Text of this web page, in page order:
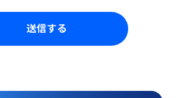
送信する